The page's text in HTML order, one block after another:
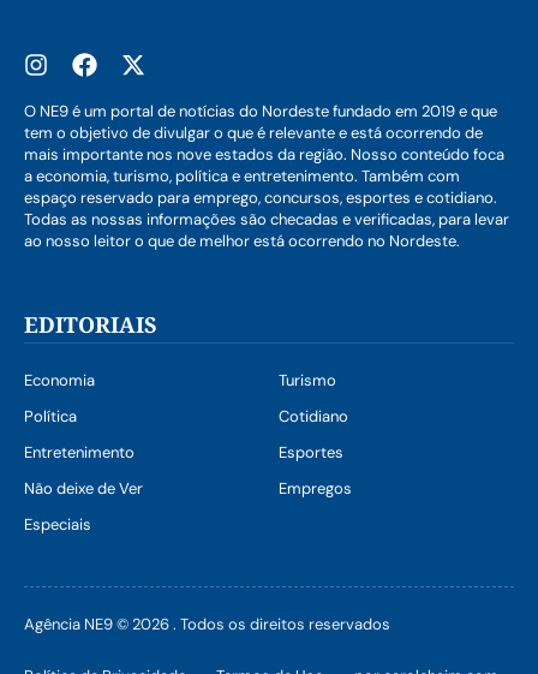
O NE9 é um portal de notícias do Nordeste fundado em 2019 e que
tem o objetivo de divulgar o que é relevante e está ocorrendo de
mais importante nos nove estados da região. Nosso conteúdo foca
a economia, turismo, política e entretenimento. Também com
espaço reservado para emprego, concursos, esportes e cotidiano.
Todas as nossas informações são checadas e verificadas, para levar
ao nosso leitor o que de melhor está ocorrendo no Nordeste.
EDITORIAIS
Economia
Turismo
Política
Cotidiano
Entretenimento
Esportes
Não deixe de Ver
Empregos
Especiais
Agência NE9 © 2026 . Todos os direitos reservados